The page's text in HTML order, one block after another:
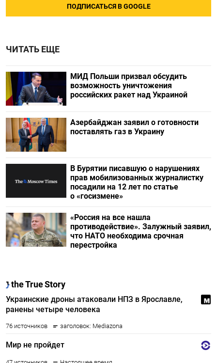
ПОДПИСАТЬСЯ В GOOGLE
ЧИТАТЬ ЕЩЕ
МИД Польши призвал обсудить
возможность уничтожения
российских ракет над Украиной
Азербайджан заявил о готовности
поставлять газ в Украину
В Бурятии писавшую о нарушениях
прав мобилизованных журналистку
посадили на 12 лет по статье
о «госизмене»
«Россия на все нашла
противодействие». Залужный заявил,
что НАТО необходима срочная
перестройка